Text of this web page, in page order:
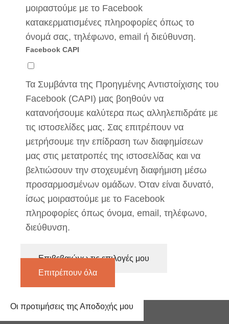
μοιραστούμε με το Facebook
κατακερματισμένες πληροφορίες όπως το
όνομά σας, τηλέφωνο, email ή διεύθυνση.
Facebook CAPI
Τα Συμβάντα της Προηγμένης Αντιστοίχισης του
Facebook (CAPI) μας βοηθούν να
κατανοήσουμε καλύτερα πως αλληλεπιδράτε με
τις ιστοσελίδες μας. Σας επιτρέπουν να
μετρήσουμε την επίδραση των διαφημίσεων
μας στις μετατροπές της ιστοσελίδας και να
βελτιώσουν την στοχευμένη διαφήμιση μέσω
προσαρμοσμένων ομάδων. Όταν είναι δυνατό,
ίσως μοιραστούμε με το Facebook
πληροφορίες όπως όνομα, email, τηλέφωνο,
διεύθυνση.
Επιβεβαιώνω τις επιλογές μου
Επιτρέπουν όλα
Οι προτιμήσεις της Αποδοχής μου